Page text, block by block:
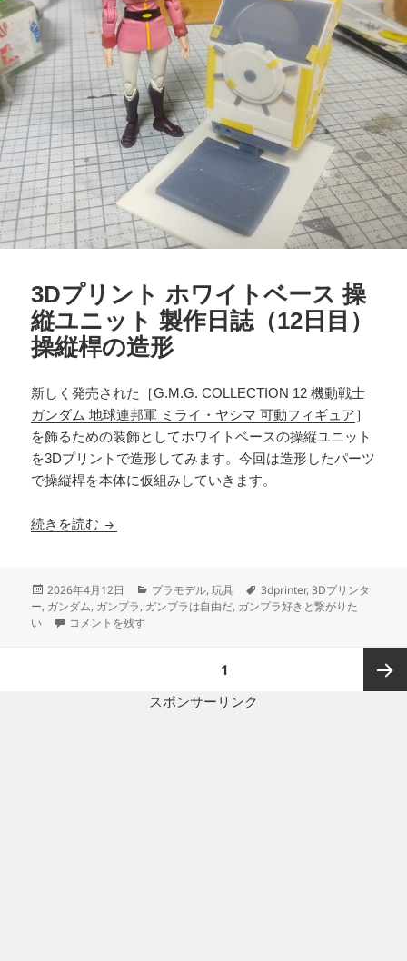
3Dプリント ホワイトベース 操
縦ユニット 製作日誌（12日目）
操縦桿の造形
新しく発売された［G.M.G. COLLECTION 12 機動戦士
ガンダム 地球連邦軍 ミライ・ヤシマ 可動フィギュア］
を飾るための装飾としてホワイトベースの操縦ユニット
を3Dプリントで造形してみます。今回は造形したパーツ
で操縦桿を本体に仮組みしていきます。
続きを読む 3Dプリント ホワイトベース 操縦ユニット 製作
投
稿
日:
2026年4月12日
カ
テ
プラモデル,玩具
タ
グ
3dprinter,3Dプリンタ
ー, ガンダム, ガンプラ, ガンプラは自由だ, ガンプラ好きと繋がりた
い
3Dプリント ホワイトベース 操縦ユニット 製作日誌（12日目）操縦
コメントを残す
1
スポンサーリンク